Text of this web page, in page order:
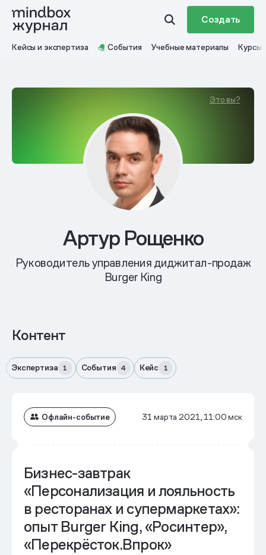
Создать
Кейсы и экспертиза События Учебные материалы Курсы
Это вы?
Артур Рощенко
Руководитель управления диджитал-продаж
Burger King
Контент
Экспертиза 1 События 4 Кейс 1
Офлайн-событие 31 марта 2021, 11:00 мск
Бизнес-завтрак
«Персонализация и лояльность
в ресторанах и супермаркетах»:
опыт Burger King, «Росинтер»,
«Перекрёсток.Впрок»